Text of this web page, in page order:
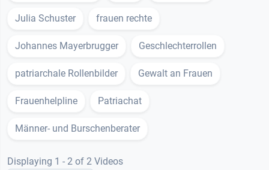
Julia Schuster frauen rechte
Johannes Mayerbrugger Geschlechterrollen
patriarchale Rollenbilder Gewalt an Frauen
Frauenhelpline Patriachat
Männer- und Burschenberater
Displaying 1 - 2 of 2 Videos